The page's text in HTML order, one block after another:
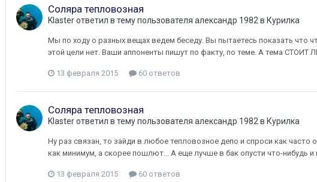
Соляра тепловозная
Klasterответил в тему пользователя александр 1982 в Курилка
Мы по ходу о разных вещах ведем беседу. Вы пытаетесь показать что
этой цели нет. Ваши аппоненты пишут по факту, по теме. А тема
13 февраля 2015 60 ответов
Соляра тепловозная
Klasterответил в тему пользователя александр 1982 в Курилка
Ну раз связан, то зайди в любое тепловозное депо и спроси как
как минимум, а скорее пошлют... А еще лучше в бак опусти что-нибудь
13 февраля 2015 60 ответов